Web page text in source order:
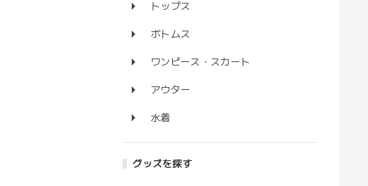
トップス
ボトムス
ワンピース・スカート
アウター
水着
グッズを探す